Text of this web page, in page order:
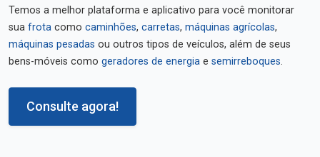
Temos a melhor plataforma e aplicativo para você monitorar
sua frota como caminhões, carretas, máquinas agrícolas,
máquinas pesadas ou outros tipos de veículos, além de seus
bens-móveis como geradores de energia e semirreboques.
Consulte agora!